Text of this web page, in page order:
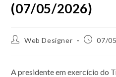
(07/05/2026)
Web Designer 07/
A presidente em exercício do